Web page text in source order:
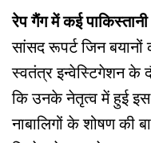
रेप गैंग में कई
सांसद रूपर्ट जिन
स्वतंत्र इन्वेस्टिगेशन के
कि उनके नेतृत्व में हुई
नाबालिगों के शोषण की